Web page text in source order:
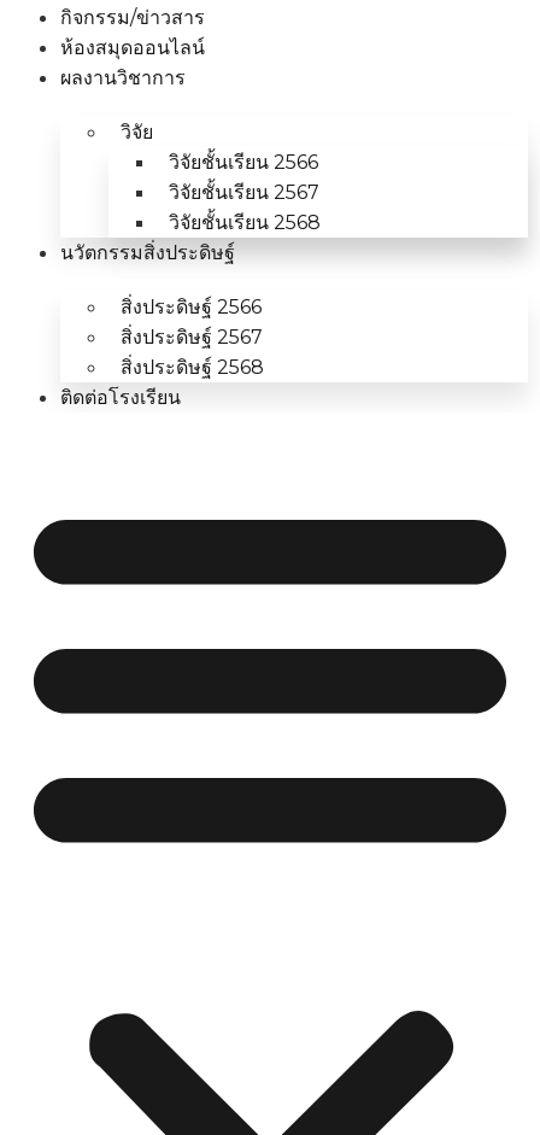
กิจกรรม/ข่าวสาร
ห้องสมุดออนไลน์
ผลงานวิชาการ
วิจัย
วิจัยชั้นเรียน 2566
วิจัยชั้นเรียน 2567
วิจัยชั้นเรียน 2568
นวัตกรรมสิ่งประดิษฐ์
สิ่งประดิษฐ์ 2566
สิ่งประดิษฐ์ 2567
สิ่งประดิษฐ์ 2568
ติดต่อโรงเรียน